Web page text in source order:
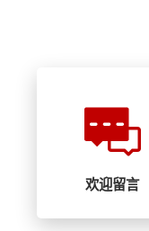
欢迎留言